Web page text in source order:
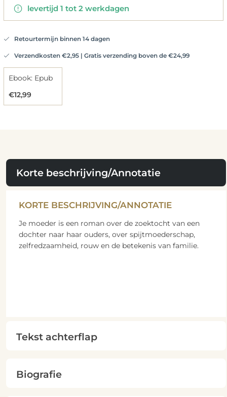
levertijd 1 tot 2 werkdagen
Retourtermijn binnen 14 dagen
Verzendkosten €2,95 | Gratis verzending boven de €24,99
Ebook: Epub
€12,99
Korte beschrijving/Annotatie
KORTE BESCHRIJVING/ANNOTATIE
Je moeder is een roman over de zoektocht van een
dochter naar haar ouders, over spijtmoederschap,
zelfredzaamheid, rouw en de betekenis van familie.
Tekst achterflap
Biografie